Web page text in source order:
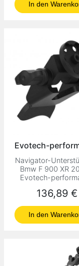
In den
Evotech-
Navigator-
Bmw F 900 XR
Evotech-
Preis
136,89 €
In den